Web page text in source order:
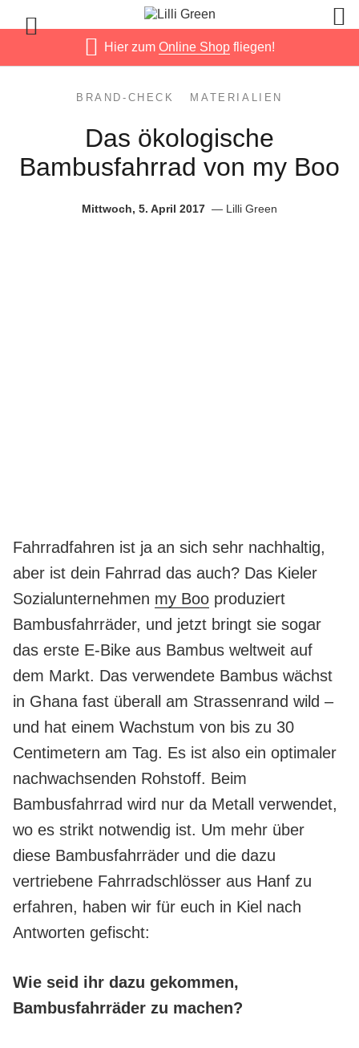
Hier zumOnline Shop fliegen!
BRAND-CHECK MATERIALIEN
Das ökologische
Bambusfahrrad von my Boo
Mittwoch, 5. April 2017 Lilli Green
Fahrradfahren ist ja an sich sehr nachhaltig,
aber ist dein Fahrrad das auch? Das Kieler
Sozialunternehmen my Boo produziert
Bambusfahrräder, und jetzt bringt sie sogar
das erste E-Bike aus Bambus weltweit auf
dem Markt. Das verwendete Bambus wächst
in Ghana fast überall am Strassenrand wild –
und hat einem Wachstum von bis zu 30
Centimetern am Tag. Es ist also ein optimaler
nachwachsenden Rohstoff. Beim
Bambusfahrrad wird nur da Metall verwendet,
wo es strikt notwendig ist. Um mehr über
diese Bambusfahrräder und die dazu
vertriebene Fahrradschlösser aus Hanf zu
erfahren, haben wir für euch in Kiel nach
Antworten gefischt:
Wie seid ihr dazu gekommen,
Bambusfahrräder zu machen?